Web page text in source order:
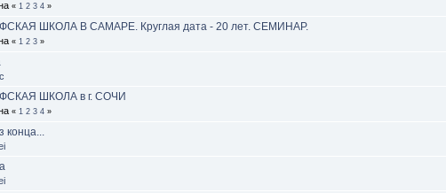
« 1 2 3 4 »
ШКОЛА В САМАРЕ. Круглая дата - 20 лет. СЕМИНАР.
« 1 2 3 »
ШКОЛА в г. СОЧИ
« 1 2 3 4 »
конца...